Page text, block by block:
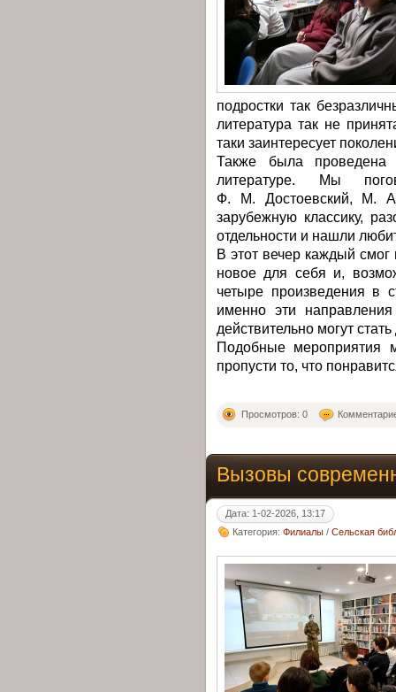
подростки так
литература так не
таки заинтересует
Также была проведена
литературе. Мы
Ф. М. Достоевский, М.
зарубежную классику,
отдельности и нашли
В этот вечер каждый смог
новое для себя и,
четыре произведения в
именно эти
действительно могут
Подобные мероприятия
пропусти то, что
Просмотров: 0
Вызовы
Дата: 1-02-2026, 13:17
Категория: Филиалы / Сельская